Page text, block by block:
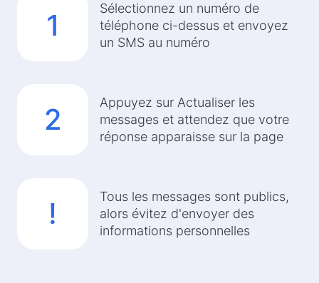
1
Sélectionnez un numéro de
téléphone ci-dessus et envoyez
un SMS au numéro
2
Appuyez sur Actualiser les
messages et attendez que votre
réponse apparaisse sur la page
!
Tous les messages sont publics,
alors évitez d'envoyer des
informations personnelles